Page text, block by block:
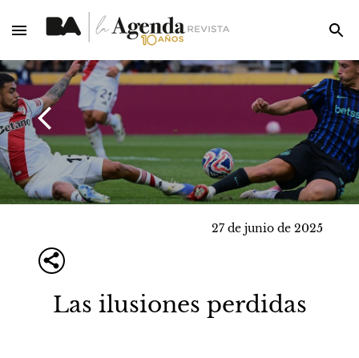
27 de junio de 2025
Las ilusiones perdidas